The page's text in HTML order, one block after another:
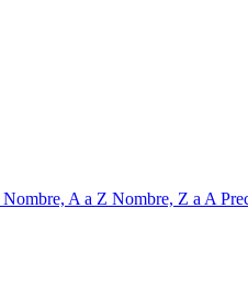
Nombre, A a Z Nombre, Z a A